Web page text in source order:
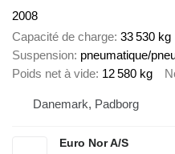
2008
Capacité de charge 33 530 kg
Suspension pneumatique/
Poids net à vide 12 580 kg
Danemark, Padborg
Euro Nor A/S